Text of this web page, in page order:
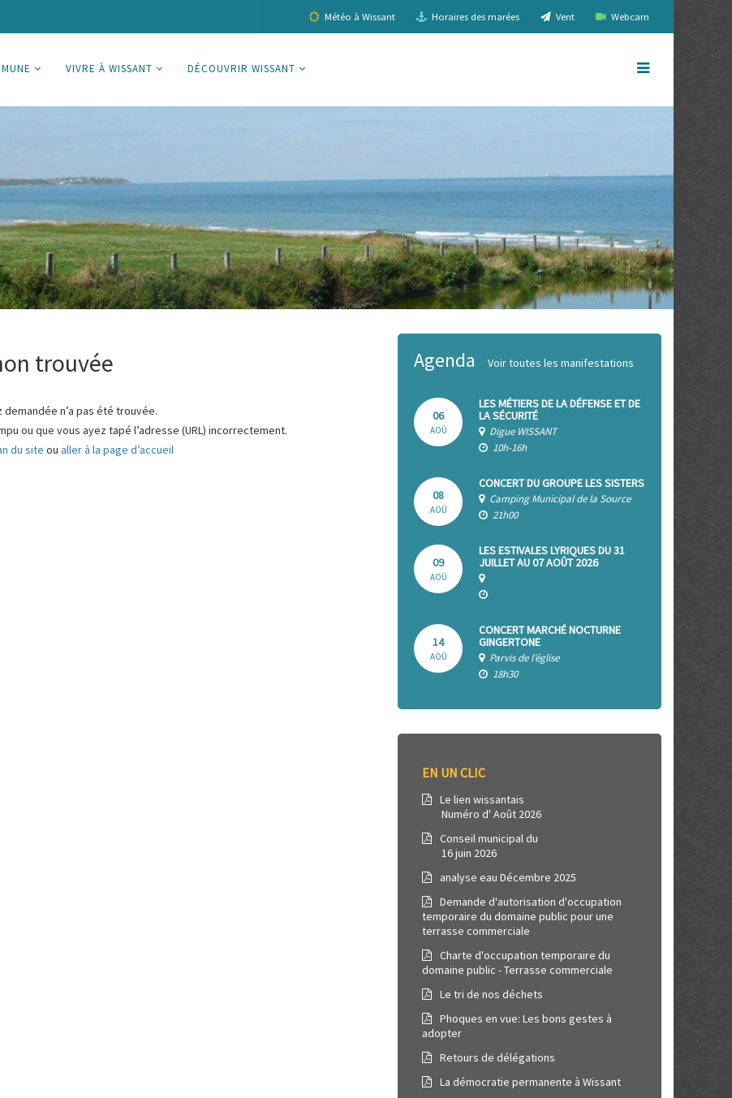
Météo à Wissant Horaires des marées Vent Webcam
VIVRE À WISSANT DÉCOUVRIR WISSANT
trouvée
demandée n’a pas été trouvée.
ou que vous ayez tapé l’adresse (URL) incorrectement.
du site ou aller à la page d’accueil
Agenda Voir toutes les manifestations
06
AOÛ
LES MÉTIERS DE LA DÉFENSE ET DE
LA SÉCURITÉ
Digue WISSANT
10h-16h
08
AOÛ
CONCERT DU GROUPE LES SISTERS
Camping Municipal de la Source
21h00
09
AOÛ
LES ESTIVALES LYRIQUES DU 31
JUILLET AU 07 AOÛT 2026
14
AOÛ
CONCERT MARCHÉ NOCTURNE
GINGERTONE
Parvis de l’église
18h30
EN UN CLIC
Le lien wissantais
Numéro d' Août 2026
Conseil municipal du
16 juin 2026
analyse eau Décembre 2025
Demande d'autorisation d'occupation
temporaire du domaine public pour une
terrasse commerciale
Charte d'occupation temporaire du
domaine public - Terrasse commerciale
Le tri de nos déchets
Phoques en vue: Les bons gestes à
adopter
Retours de délégations
La démocratie permanente à Wissant